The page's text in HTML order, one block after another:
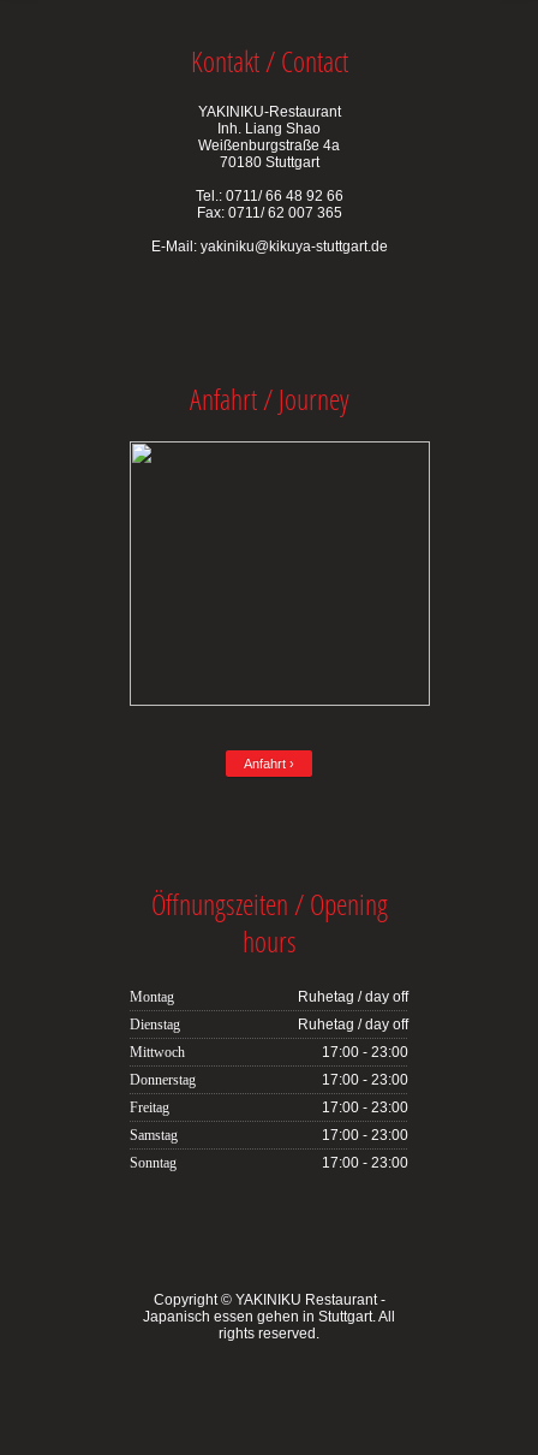
Kontakt / Contact
YAKINIKU-Restaurant
Inh. Liang Shao
Weißenburgstraße 4a
70180 Stuttgart
Tel.: 0711/ 66 48 92 66
Fax: 0711/ 62 007 365
E-Mail: yakiniku@kikuya-stuttgart.de
Anfahrt / Journey
Anfahrt ›
Öffnungszeiten / Opening
hours
Montag
Ruhetag / day off
Dienstag
Ruhetag / day off
Mittwoch
17:00 - 23:00
Donnerstag
17:00 - 23:00
Freitag
17:00 - 23:00
Samstag
17:00 - 23:00
Sonntag
17:00 - 23:00
Copyright © YAKINIKU Restaurant -
Japanisch essen gehen in Stuttgart. All
rights reserved.